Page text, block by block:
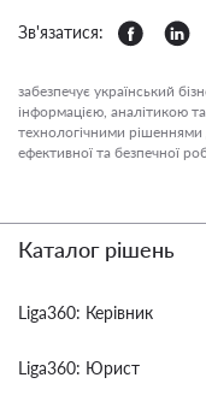
Зв'язатися:
забезпечує український
інформацією, аналітикою та
технологічними рішеннями
ефективної та безпечної
Каталог рішень
Liga360: Керівник
Liga360: Юрист